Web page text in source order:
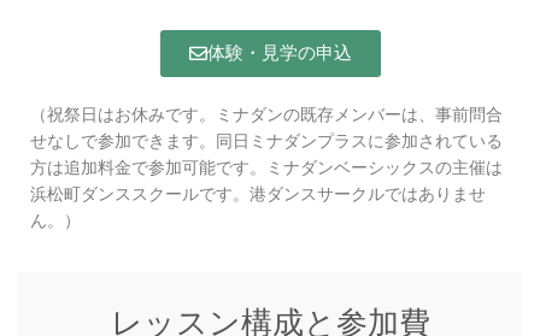
体験・見学の申込
（祝祭日はお休みです。ミナダンの既存メンバーは、事前問合
せなしで参加できます。同日ミナダンプラスに参加されている
方は追加料金で参加可能です。ミナダンベーシックスの主催は
浜松町ダンススクールです。港ダンスサークルではありませ
ん。
）
レッスン構成と参加費